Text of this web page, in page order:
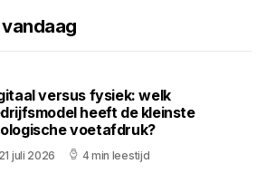
versus fysiek: welk
heeft de kleinste
voetafdruk?
21 juli 2026 4 min leestijd